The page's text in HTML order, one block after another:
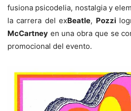
fusiona psicodelia, nostalgia y
la carrera del exBeatle, Pozzi
McCartney en una obra que se
promocional del evento.